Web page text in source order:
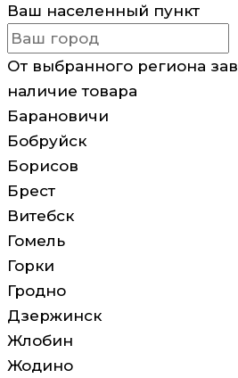
Ваш населенный пункт
От выбранного региона
наличие товара
Барановичи
Бобруйск
Борисов
Брест
Витебск
Гомель
Горки
Гродно
Дзержинск
Жлобин
Жодино